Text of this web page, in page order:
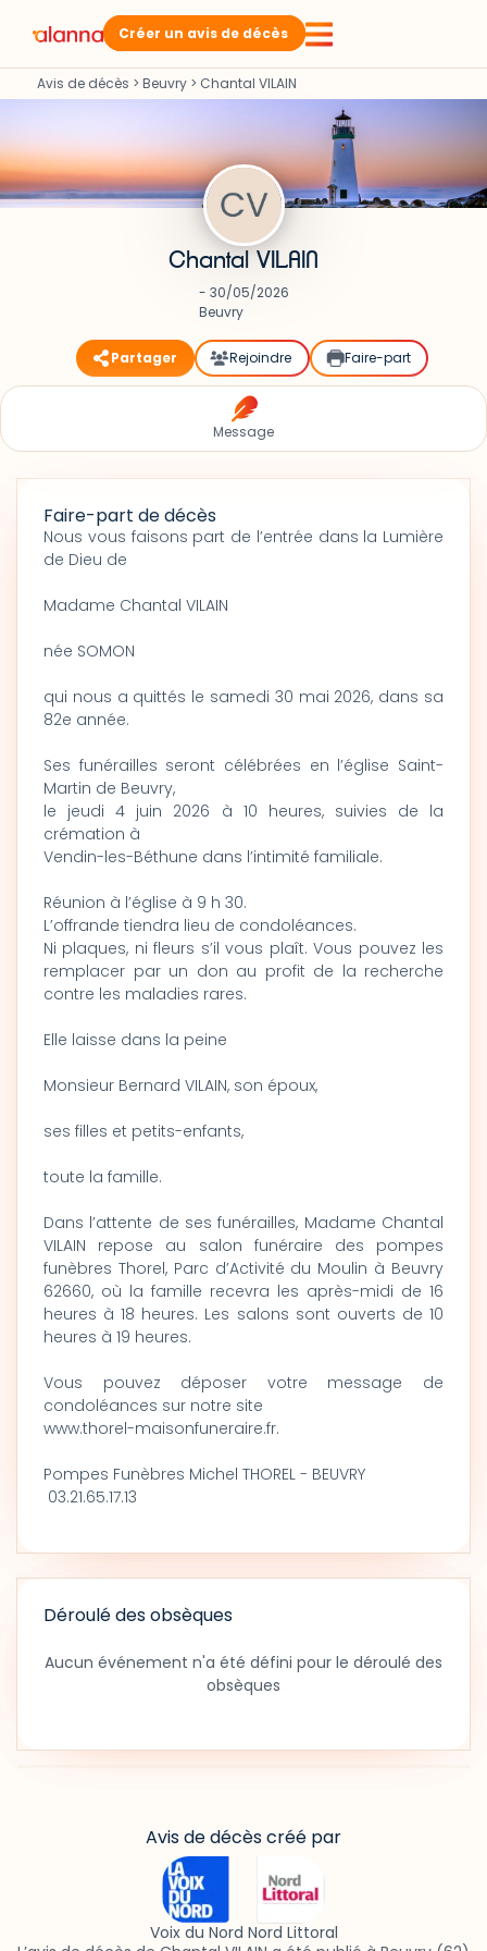
Créer un avis de décès
Avis de décès > Beuvry > Chantal VILAIN
Chantal VILAIN
- 30/05/2026
Beuvry
Partager Rejoindre Faire-part
Message
Faire-part de décès
Nous vous faisons part de l’entrée dans la Lumière
de Dieu de
Madame Chantal VILAIN
née SOMON
qui nous a quittés le samedi 30 mai 2026, dans sa
82e année.
Ses funérailles seront célébrées en l’église Saint-
Martin de Beuvry,
le jeudi 4 juin 2026 à 10 heures, suivies de la
crémation à
Vendin-les-Béthune dans l’intimité familiale.
Réunion à l’église à 9 h 30.
L’offrande tiendra lieu de condoléances.
Ni plaques, ni fleurs s’il vous plaît. Vous pouvez les
remplacer par un don au profit de la recherche
contre les maladies rares.
Elle laisse dans la peine
Monsieur Bernard VILAIN, son époux,
ses filles et petits-enfants,
toute la famille.
Dans l’attente de ses funérailles, Madame Chantal
VILAIN repose au salon funéraire des pompes
funèbres Thorel, Parc d’Activité du Moulin à Beuvry
62660, où la famille recevra les après-midi de 16
heures à 18 heures. Les salons sont ouverts de 10
heures à 19 heures.
Vous pouvez déposer votre message de
condoléances sur notre site
www.thorel-maisonfuneraire.fr.
Pompes Funèbres Michel THOREL - BEUVRY
03.21.65.17.13
Déroulé des obsèques
Aucun événement n'a été défini pour le déroulé des
obsèques
Avis de décès créé par
Voix du Nord Nord Littoral